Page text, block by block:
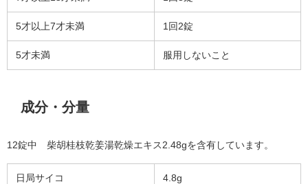
5才以上7才未満 1回2錠
5才未満 服用しないこと
成分・分量
12錠中 柴胡桂枝乾姜湯乾燥エキス2.48gを含有しています。
日局サイコ 4.8g